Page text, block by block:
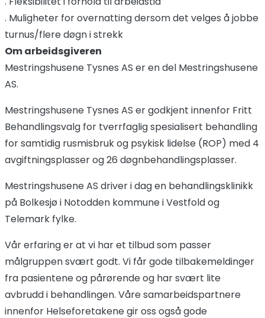
. Muligheter for overnatting dersom det velges å jobbe
turnus/flere døgn i strekk
Om arbeidsgiveren
Mestringshusene Tysnes AS er en del Mestringshusene
AS.
Mestringshusene Tysnes AS er godkjent innenfor Fritt
Behandlingsvalg for tverrfaglig spesialisert behandling
for samtidig rusmisbruk og psykisk lidelse (ROP) med 4
avgiftningsplasser og 26 døgnbehandlingsplasser.
Mestringshusene AS driver i dag en behandlingsklinikk
på Bolkesjø i Notodden kommune i Vestfold og
Telemark fylke.
Vår erfaring er at vi har et tilbud som passer
målgruppen svært godt. Vi får gode tilbakemeldinger
fra pasientene og pårørende og har svært lite
avbrudd i behandlingen. Våre samarbeidspartnere
innenfor Helseforetakene gir oss også gode